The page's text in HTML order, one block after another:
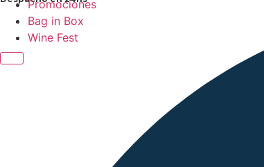
Promociones
Bag in Box
Wine Fest